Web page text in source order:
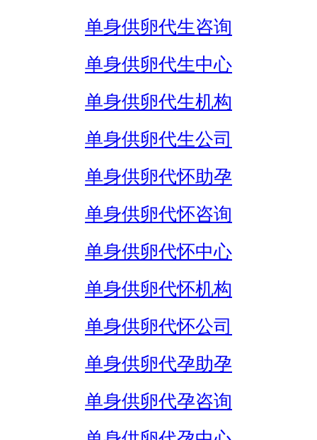
单身供卵代生咨询
单身供卵代生中心
单身供卵代生机构
单身供卵代生公司
单身供卵代怀助孕
单身供卵代怀咨询
单身供卵代怀中心
单身供卵代怀机构
单身供卵代怀公司
单身供卵代孕助孕
单身供卵代孕咨询